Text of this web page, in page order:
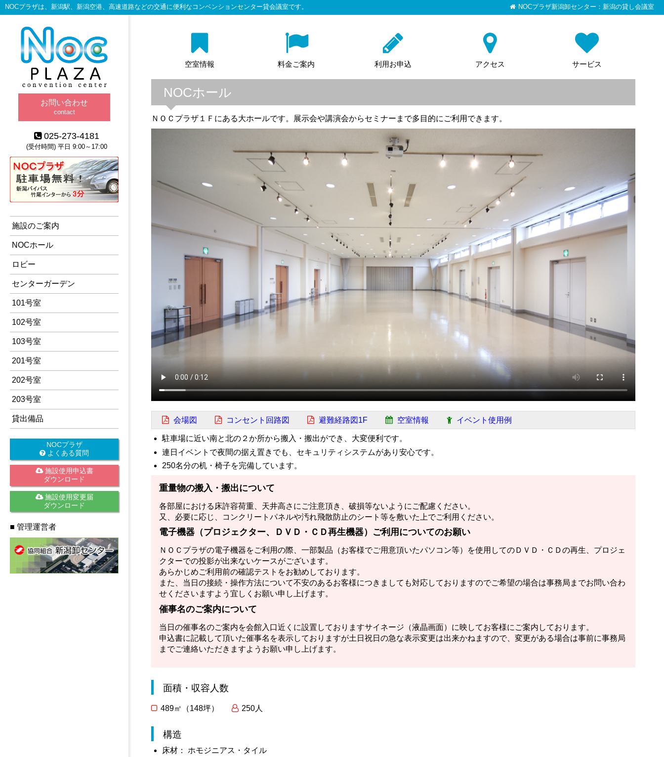
NOCプラザは、新潟駅、新潟空港、高速道路などの交通に便利なコンベンションセンター貸会議室です。 NOCプラザ新潟卸センター：新潟の貸し会議室
空室情報 料金ご案内 利用お申込 アクセス サービス
NOCホール
ＮＯＣプラザ１Ｆにある大ホールです。展示会や講演会からセミナーまで多目的にご利用できます。
会場図 コンセント回路図 避難経路図1F 空室情報 イベント使用例
駐車場に近い南と北の２か所から搬入・搬出ができ、大変便利です。
連日イベントで夜間の据え置きでも、セキュリティシステムがあり安心です。
250名分の机・椅子を完備しています。
重量物の搬入・搬出について
各部屋における床許容荷重、天井高さにご注意頂き、破損等ないようにご配慮ください。
又、必要に応じ、コンクリートパネルや汚れ飛散防止のシート等を敷いた上でご利用ください。
電子機器（プロジェクター、ＤＶＤ・ＣＤ再生機器）ご利用についてのお願い
ＮＯＣプラザの電子機器をご利用の際、一部製品（お客様でご用意頂いたパソコン等）を使用してのＤＶＤ・ＣＤの再生、プロジェ
クターでの投影が出来ないケースがございます。
あらかじめご利用前の確認テストをお勧めしております。
また、当日の接続・操作方法について不安のあるお客様につきましても対応しておりますのでご希望の場合は事務局までお問い合わ
せくださいますよう宜しくお願い申し上げます。
催事名のご案内について
当日の催事名のご案内を会館入口近くに設置しておりますサイネージ（液晶画面）に映してお客様にご案内しております。
申込書に記載して頂いた催事名を表示しておりますが土日祝日の急な表示変更は出来かねますので、変更がある場合は事前に事務局
までご連絡いただきますようお願い申し上げます。
面積・収容人数
489㎡（148坪） 250人
構造
床材： ホモジニアス・タイル
お問い合わせ
contact
025-273-4181
(受付時間) 平日 9:00～17:00
施設のご案内
NOCホール
ロビー
センターガーデン
101号室
102号室
103号室
201号室
202号室
203号室
貸出備品
NOCプラザ
よくある質問
施設使用申込書
ダウンロード
施設使用変更届
ダウンロード
■ 管理運営者